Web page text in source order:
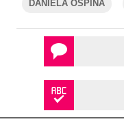
DANIELA OSPINA